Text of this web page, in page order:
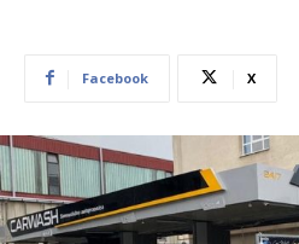
Facebook X